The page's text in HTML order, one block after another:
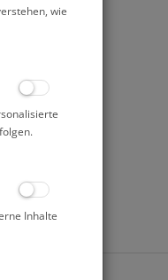
auf Lager
wie
Inhalte